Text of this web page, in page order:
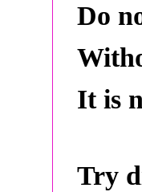
Do
It is
Try